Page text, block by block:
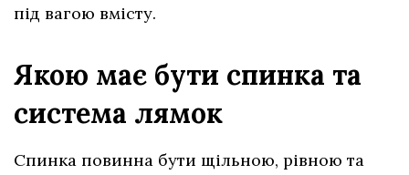
під вагою вмісту.
Якою має бути спинка та
система лямок
Спинка повинна бути щільною, рівною та